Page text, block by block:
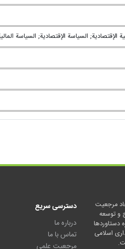
الإقتصادية; السياسة الإقتصادية; السياسة
مرجعیت
و توسعه
اسلامی
دسترسی سریع
درباره ما
تماس با ما
مرجعیت علمی